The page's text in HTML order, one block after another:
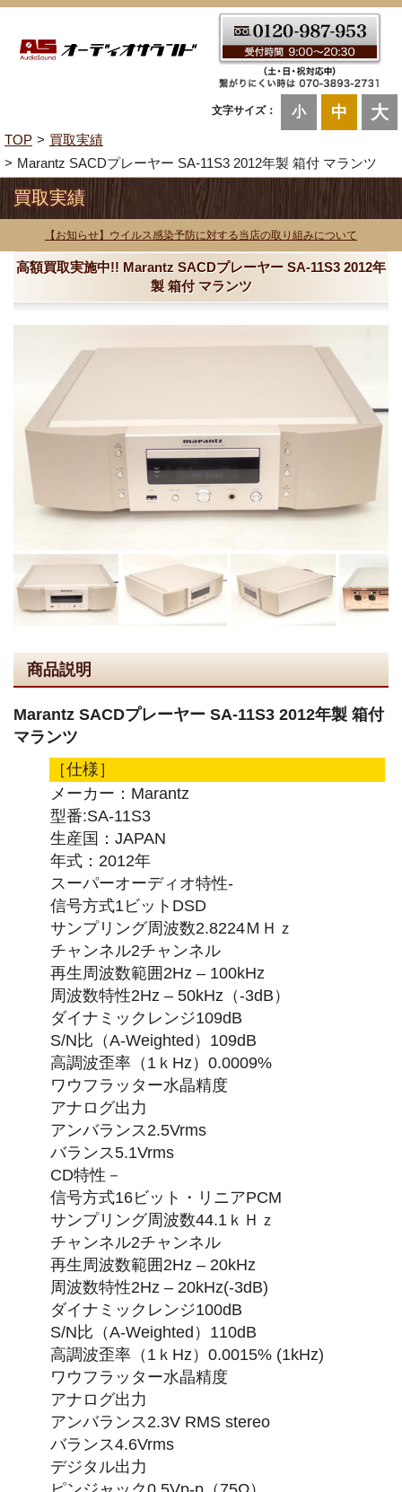
文字サイズ： 小 中 大
TOP
買取実績
Marantz SACDプレーヤー SA-11S3 2012年製 箱付 マランツ
買取実績
【お知らせ】ウイルス感染予防に対する当店の取り組みについて
高額買取実施中!! Marantz SACDプレーヤー SA-11S3 2012年
製 箱付 マランツ
商品説明
Marantz SACDプレーヤー SA-11S3 2012年製 箱付
マランツ
［仕様］
メーカー：Marantz
型番:SA-11S3
生産国：JAPAN
年式：2012年
スーパーオーディオ特性-
信号方式1ビットDSD
サンプリング周波数2.8224ＭＨｚ
チャンネル2チャンネル
再生周波数範囲2Hz – 100kHz
周波数特性2Hz – 50kHz（-3dB）
ダイナミックレンジ109dB
S/N比（A‐Weighted）109dB
高調波歪率（1ｋHz）0.0009%
ワウフラッター水晶精度
アナログ出力
アンバランス2.5Vrms
バランス5.1Vrms
CD特性－
信号方式16ビット・リニアPCM
サンプリング周波数44.1ｋＨｚ
チャンネル2チャンネル
再生周波数範囲2Hz – 20kHz
周波数特性2Hz – 20kHz(-3dB)
ダイナミックレンジ100dB
S/N比（A‐Weighted）110dB
高調波歪率（1ｋHz）0.0015% (1kHz)
ワウフラッター水晶精度
アナログ出力
アンバランス2.3V RMS stereo
バランス4.6Vrms
デジタル出力